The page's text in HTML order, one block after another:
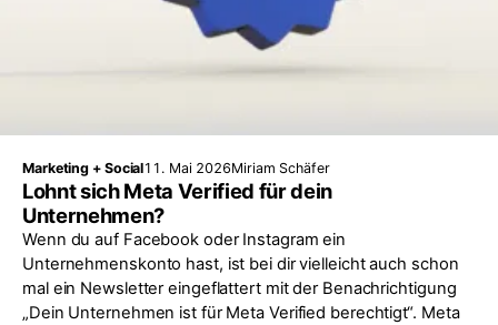
Marketing + Social11. Mai 2026Miriam Schäfer
Lohnt sich Meta Verified für dein
Unternehmen?
Wenn du auf Facebook oder Instagram ein
Unternehmenskonto hast, ist bei dir vielleicht auch schon
mal ein Newsletter eingeflattert mit der Benachrichtigung
„Dein Unternehmen ist für Meta Verified berechtigt“. Meta